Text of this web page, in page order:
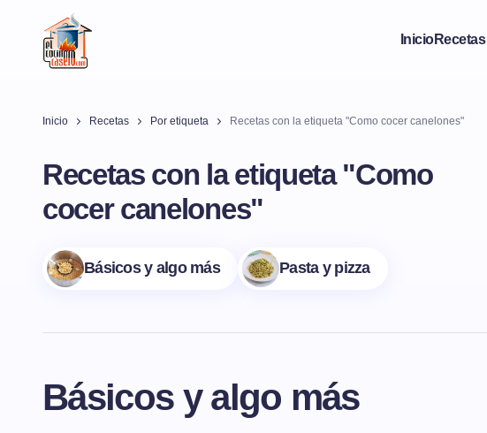
InicioRecetas
Inicio Recetas Por etiqueta Recetas con la etiqueta "Como cocer canelones"
Recetas con la etiqueta "Como
cocer canelones"
Básicos y algo más Pasta y pizza
Básicos y algo más